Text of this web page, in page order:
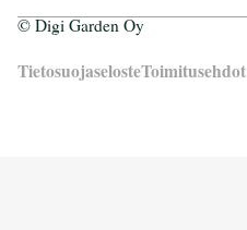
© Digi Garden Oy
TietosuojaselosteToimitusehdot